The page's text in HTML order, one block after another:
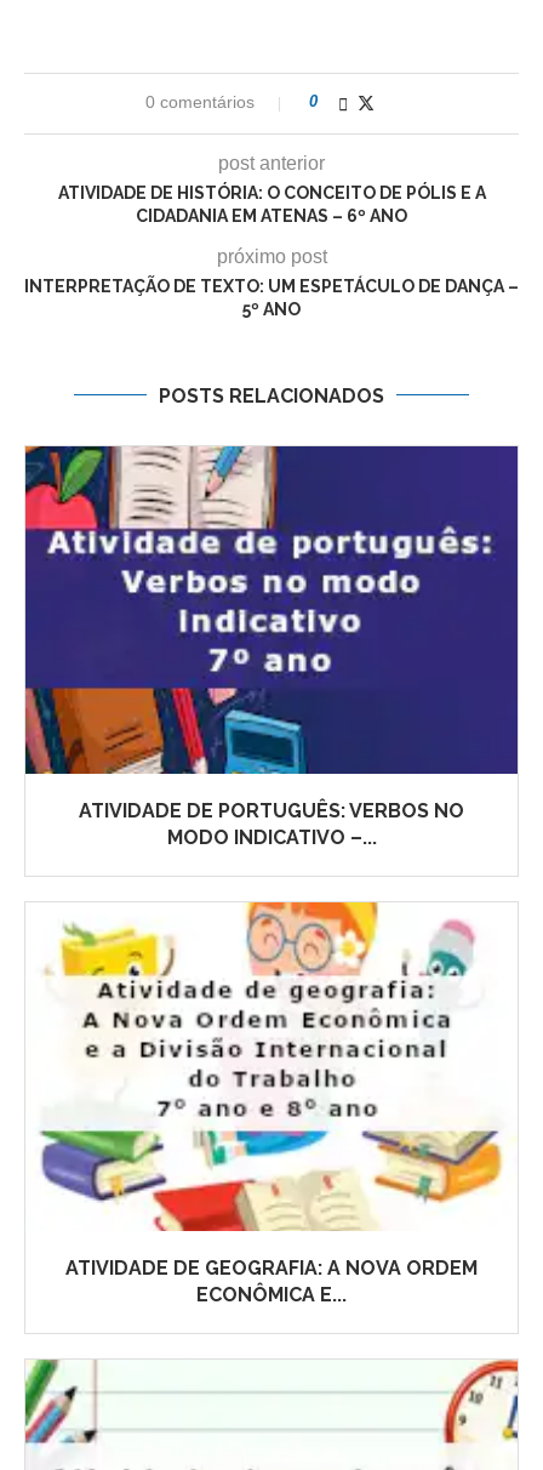
0 comentários 0
post anterior
ATIVIDADE DE HISTÓRIA: O CONCEITO DE PÓLIS E A
CIDADANIA EM ATENAS – 6º ANO
próximo post
INTERPRETAÇÃO DE TEXTO: UM ESPETÁCULO DE DANÇA –
5º ANO
POSTS RELACIONADOS
ATIVIDADE DE PORTUGUÊS: VERBOS NO
MODO INDICATIVO –...
ATIVIDADE DE GEOGRAFIA: A NOVA ORDEM
ECONÔMICA E...